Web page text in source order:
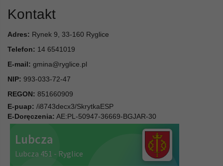
Kontakt
Adres: Rynek 9, 33-160 Ryglice
Telefon: 14 6541019
E-mail: gmina@ryglice.pl
NIP: 993-033-72-47
REGON: 851660909
E-puap: /i8743decx3/SkrytkaESP
E-Doręczenia: AE:PL-50947-36669-BGJAR-30